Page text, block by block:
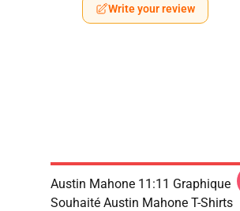
Write your review
Austin Mahone 11:11 Graphique
Souhaité Austin Mahone T-Shirts